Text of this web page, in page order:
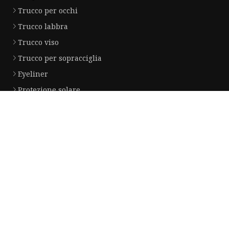
Trucco per occhi
Trucco labbra
Trucco viso
Trucco per sopracciglia
Eyeliner
Protezione solare